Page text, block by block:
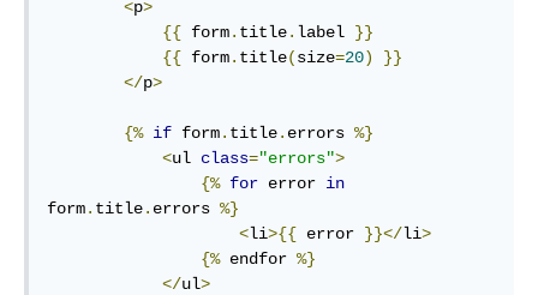
<p>
{{ form. title. label }}
{{ form. title(size=20)
}}
</p>
{% if form. title. errors %}
<ul class="errors">
{% for error in
form. title. errors %}
<li>{{ error }}</li>
{% endfor %}
</ul>